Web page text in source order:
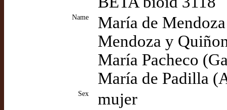
Name
María de
Mendoza y
María Pacheco
María de Padilla
Sex mujer